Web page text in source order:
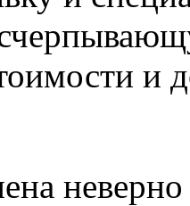
и
неверно